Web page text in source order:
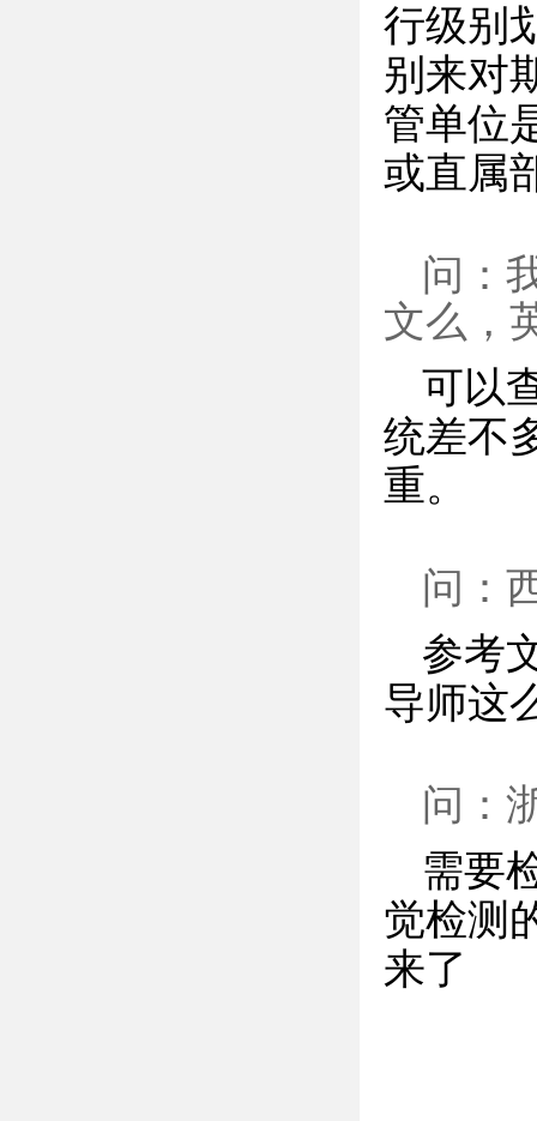
行级别
别来对
管单位
或直属
问：
文么，
可以
统差不
重。
问：
参考
导师这
问：
需要
觉检测
来了